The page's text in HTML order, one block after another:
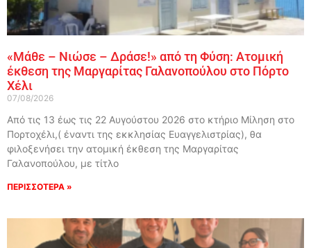
«Μάθε – Νιώσε – Δράσε!» από τη Φύση: Ατομική
έκθεση της Μαργαρίτας Γαλανοπούλου στο Πόρτο
Χέλι
07/08/2026
Από τις 13 έως τις 22 Αυγούστου 2026 στο κτήριο Μίληση στο
Πορτοχέλι,( έναντι της εκκλησίας Ευαγγελιστρίας), θα
φιλοξενήσει την ατομική έκθεση της Μαργαρίτας
Γαλανοπούλου, με τίτλο
ΠΕΡΙΣΣΟΤΕΡΑ »